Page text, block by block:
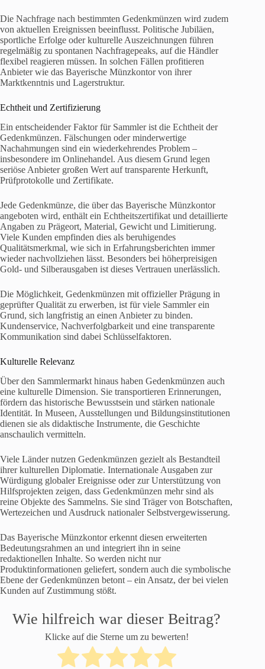
Die Nachfrage nach bestimmten Gedenkmünzen wird zudem
von aktuellen Ereignissen beeinflusst. Politische Jubiläen,
sportliche Erfolge oder kulturelle Auszeichnungen führen
regelmäßig zu spontanen Nachfragepeaks, auf die Händler
flexibel reagieren müssen. In solchen Fällen profitieren
Anbieter wie das Bayerische Münzkontor von ihrer
Marktkenntnis und Lagerstruktur.
Echtheit und Zertifizierung
Ein entscheidender Faktor für Sammler ist die Echtheit der
Gedenkmünzen. Fälschungen oder minderwertige
Nachahmungen sind ein wiederkehrendes Problem –
insbesondere im Onlinehandel. Aus diesem Grund legen
seriöse Anbieter großen Wert auf transparente Herkunft,
Prüfprotokolle und Zertifikate.
Jede Gedenkmünze, die über das Bayerische Münzkontor
angeboten wird, enthält ein Echtheitszertifikat und detaillierte
Angaben zu Prägeort, Material, Gewicht und Limitierung.
Viele Kunden empfinden dies als beruhigendes
Qualitätsmerkmal, wie sich in Erfahrungsberichten immer
wieder nachvollziehen lässt. Besonders bei höherpreisigen
Gold- und Silberausgaben ist dieses Vertrauen unerlässlich.
Die Möglichkeit, Gedenkmünzen mit offizieller Prägung in
geprüfter Qualität zu erwerben, ist für viele Sammler ein
Grund, sich langfristig an einen Anbieter zu binden.
Kundenservice, Nachverfolgbarkeit und eine transparente
Kommunikation sind dabei Schlüsselfaktoren.
Kulturelle Relevanz
Über den Sammlermarkt hinaus haben Gedenkmünzen auch
eine kulturelle Dimension. Sie transportieren Erinnerungen,
fördern das historische Bewusstsein und stärken nationale
Identität. In Museen, Ausstellungen und Bildungsinstitutionen
dienen sie als didaktische Instrumente, die Geschichte
anschaulich vermitteln.
Viele Länder nutzen Gedenkmünzen gezielt als Bestandteil
ihrer kulturellen Diplomatie. Internationale Ausgaben zur
Würdigung globaler Ereignisse oder zur Unterstützung von
Hilfsprojekten zeigen, dass Gedenkmünzen mehr sind als
reine Objekte des Sammelns. Sie sind Träger von Botschaften,
Wertezeichen und Ausdruck nationaler Selbstvergewisserung.
Das Bayerische Münzkontor erkennt diesen erweiterten
Bedeutungsrahmen an und integriert ihn in seine
redaktionellen Inhalte. So werden nicht nur
Produktinformationen geliefert, sondern auch die symbolische
Ebene der Gedenkmünzen betont – ein Ansatz, der bei vielen
Kunden auf Zustimmung stößt.
Wie hilfreich war dieser Beitrag?
Klicke auf die Sterne um zu bewerten!